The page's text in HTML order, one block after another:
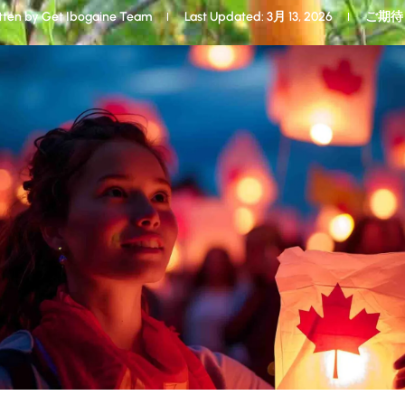
byGet Ibogaine Team Last Updated: 3月 13, 2026 ご期